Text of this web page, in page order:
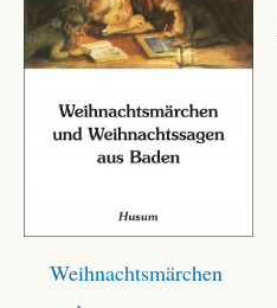
Weihnachtsmärchen